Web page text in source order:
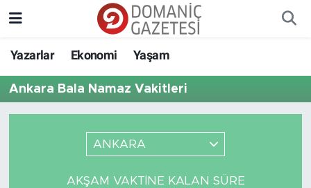
Yazarlar Ekonomi Yaşam
Ankara Bala Namaz Vakitleri
ANKARA
AKŞAM VAKTINE KALAN SÜRE